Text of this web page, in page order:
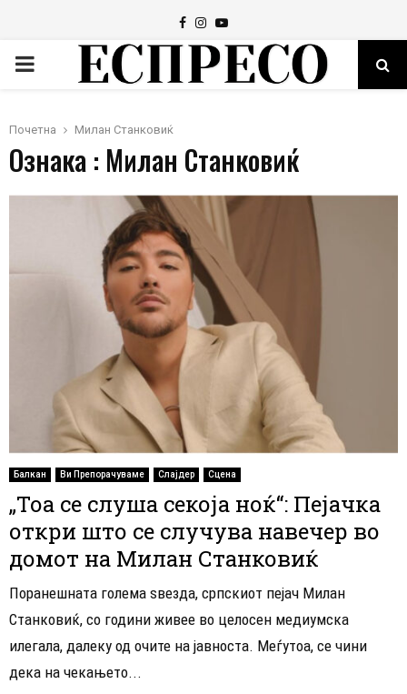
Facebook
Instagram
Youtube
PRIMARY
Почетна Милан Станковиќ
Ознака : Милан Станковиќ
Балкан Ви Препорачуваме Слајдер Сцена
„Тоа се слуша секоја ноќ“: Пејачка
откри што се случува навечер во
домот на Милан Станковиќ
Поранешната голема ѕвезда, српскиот пејач Милан
Станковиќ, со години живее во целосен медиумска
илегала, далеку од очите на јавноста. Меѓутоа, се чини
дека на чекањето...